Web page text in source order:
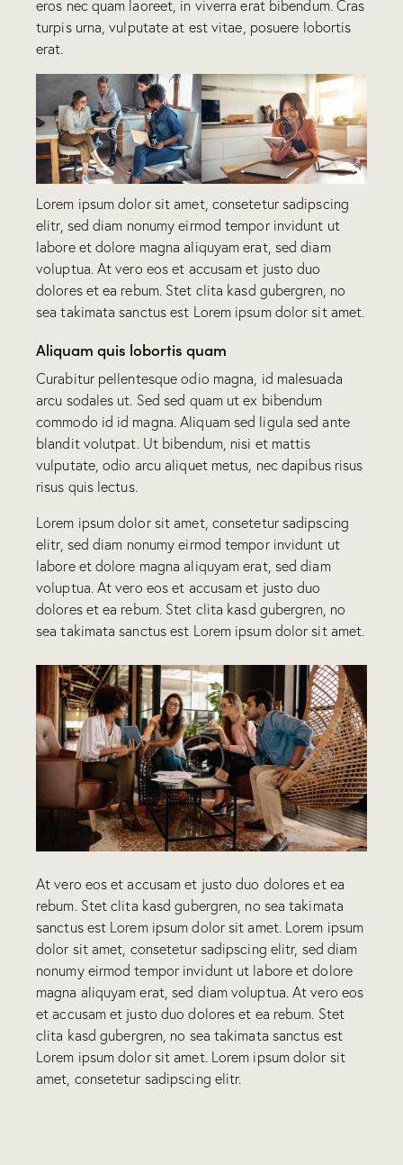
eros nec quam laoreet, in viverra erat bibendum. Cras
turpis urna, vulputate at est vitae, posuere lobortis
erat.
Lorem ipsum dolor sit amet, consetetur sadipscing
elitr, sed diam nonumy eirmod tempor invidunt ut
labore et dolore magna aliquyam erat, sed diam
voluptua. At vero eos et accusam et justo duo
dolores et ea rebum. Stet clita kasd gubergren, no
sea takimata sanctus est Lorem ipsum dolor sit amet.
Aliquam quis lobortis quam
Curabitur pellentesque odio magna, id malesuada
arcu sodales ut. Sed sed quam ut ex bibendum
commodo id id magna. Aliquam sed ligula sed ante
blandit volutpat. Ut bibendum, nisi et mattis
vulputate, odio arcu aliquet metus, nec dapibus risus
risus quis lectus.
Lorem ipsum dolor sit amet, consetetur sadipscing
elitr, sed diam nonumy eirmod tempor invidunt ut
labore et dolore magna aliquyam erat, sed diam
voluptua. At vero eos et accusam et justo duo
dolores et ea rebum. Stet clita kasd gubergren, no
sea takimata sanctus est Lorem ipsum dolor sit amet.
At vero eos et accusam et justo duo dolores et ea
rebum. Stet clita kasd gubergren, no sea takimata
sanctus est Lorem ipsum dolor sit amet. Lorem ipsum
dolor sit amet, consetetur sadipscing elitr, sed diam
nonumy eirmod tempor invidunt ut labore et dolore
magna aliquyam erat, sed diam voluptua. At vero eos
et accusam et justo duo dolores et ea rebum. Stet
clita kasd gubergren, no sea takimata sanctus est
Lorem ipsum dolor sit amet. Lorem ipsum dolor sit
amet, consetetur sadipscing elitr.